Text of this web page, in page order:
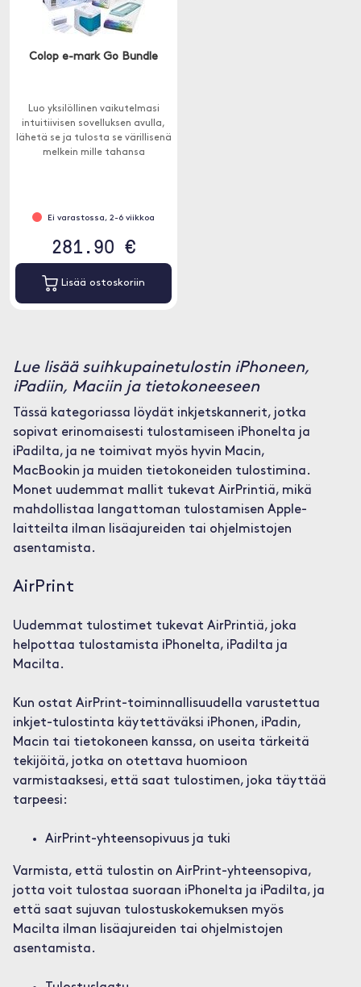
Colop e-mark Go Bundle
Luo yksilöllinen vaikutelmasi
intuitiivisen sovelluksen avulla,
lähetä se ja tulosta se värillisenä
melkein mille tahansa
Ei varastossa, 2-6 viikkoa
281.90 €
Lisää ostoskoriin
Lue lisää suihkupainetulostin iPhoneen,
iPadiin, Maciin ja tietokoneeseen
Tässä kategoriassa löydät inkjetskannerit, jotka
sopivat erinomaisesti tulostamiseen iPhonelta ja
iPadilta, ja ne toimivat myös hyvin Macin,
MacBookin ja muiden tietokoneiden tulostimina.
Monet uudemmat mallit tukevat AirPrintiä, mikä
mahdollistaa langattoman tulostamisen Apple-
laitteilta ilman lisäajureiden tai ohjelmistojen
asentamista.
AirPrint
Uudemmat tulostimet tukevat AirPrintiä, joka
helpottaa tulostamista iPhonelta, iPadilta ja
Macilta.
Kun ostat AirPrint-toiminnallisuudella varustettua
inkjet-tulostinta käytettäväksi iPhonen, iPadin,
Macin tai tietokoneen kanssa, on useita tärkeitä
tekijöitä, jotka on otettava huomioon
varmistaaksesi, että saat tulostimen, joka täyttää
tarpeesi:
AirPrint-yhteensopivuus ja tuki
Varmista, että tulostin on AirPrint-yhteensopiva,
jotta voit tulostaa suoraan iPhonelta ja iPadilta, ja
että saat sujuvan tulostuskokemuksen myös
Macilta ilman lisäajureiden tai ohjelmistojen
asentamista.